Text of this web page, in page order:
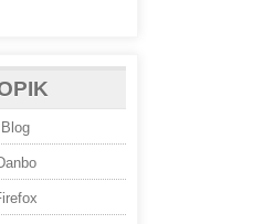
Blog